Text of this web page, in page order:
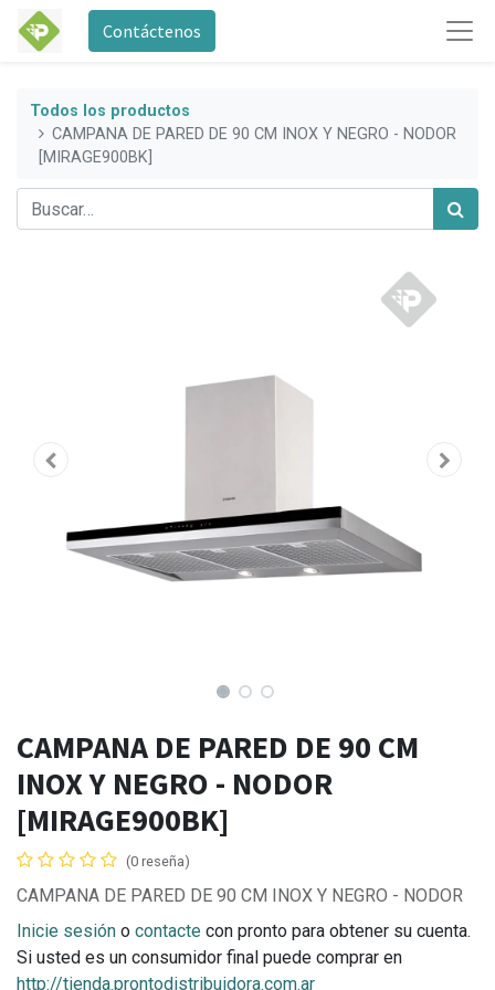
Contáctenos
Todos los productos
CAMPANA DE PARED DE 90 CM INOX Y NEGRO - NODOR
[MIRAGE900BK]
CAMPANA DE PARED DE 90 CM
INOX Y NEGRO - NODOR
[MIRAGE900BK]
(0 reseña)
CAMPANA DE PARED DE 90 CM INOX Y NEGRO - NODOR
Inicie sesión o contacte con pronto para obtener su cuenta.
Si usted es un consumidor final puede comprar en
http://tienda.prontodistribuidora.com.ar